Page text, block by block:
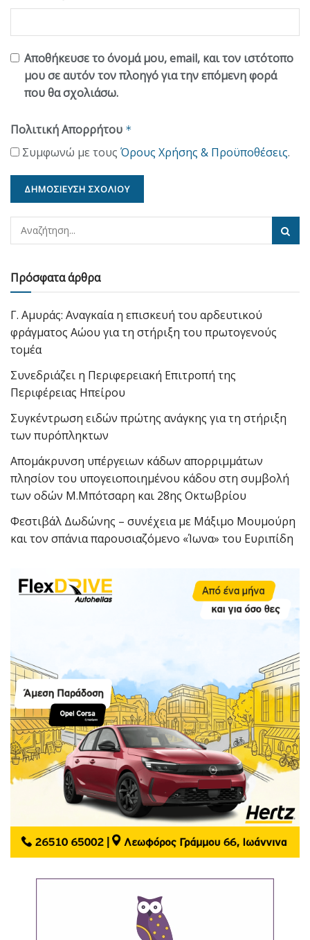
Αποθήκευσε το όνομά μου, email, και τον ιστότοπο
μου σε αυτόν τον πλοηγό για την επόμενη φορά
που θα σχολιάσω.
Πολιτική Απορρήτου *
Συμφωνώ με τους Όρους Χρήσης & Προϋποθέσεις.
Πρόσφατα άρθρα
Γ. Αμυράς: Αναγκαία η επισκευή του αρδευτικού
φράγματος Αώου για τη στήριξη του πρωτογενούς
τομέα
Συνεδριάζει η Περιφερειακή Επιτροπή της
Περιφέρειας Ηπείρου
Συγκέντρωση ειδών πρώτης ανάγκης για τη στήριξη
των πυρόπληκτων
Απομάκρυνση υπέργειων κάδων απορριμμάτων
πλησίον του υπογειοποιημένου κάδου στη συμβολή
των οδών Μ.Μπότσαρη και 28ης Οκτωβρίου
Φεστιβάλ Δωδώνης – συνέχεια με Μάξιμο Μουμούρη
και τον σπάνια παρουσιαζόμενο «Ίωνα» του Ευριπίδη